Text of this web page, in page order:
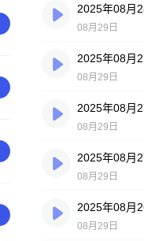
08月29日
08月29日
08月29日
08月29日
08月29日